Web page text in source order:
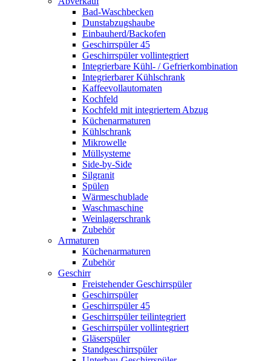
Bad-Waschbecken
Dunstabzugshaube
Einbauherd/Backofen
Geschirrspüler 45
Geschirrspüler vollintegriert
Integrierbare Kühl- / Gefrierkombination
Integrierbarer Kühlschrank
Kaffeevollautomaten
Kochfeld
Kochfeld mit integriertem Abzug
Küchenarmaturen
Kühlschrank
Mikrowelle
Müllsysteme
Side-by-Side
Silgranit
Spülen
Wärmeschublade
Waschmaschine
Weinlagerschrank
Zubehör
Armaturen
Küchenarmaturen
Zubehör
Geschirr
Freistehender Geschirrspüler
Geschirrspüler
Geschirrspüler 45
Geschirrspüler teilintegriert
Geschirrspüler vollintegriert
Gläserspüler
Standgeschirrspüler